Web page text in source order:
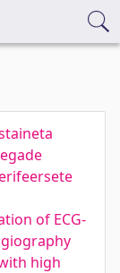
of ECG-
high